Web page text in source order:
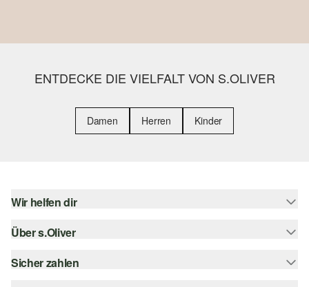
ENTDECKE DIE VIELFALT VON S.OLIVER
Damen Herren Kinder
Wir helfen dir
Hilfe & FAQ
Größenberatung
Über s.Oliver
s.Oliver Magazin
Sicher zahlen